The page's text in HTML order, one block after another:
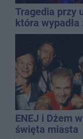
Tragedia przy
która
ENEJ i Dżem
święta miasta